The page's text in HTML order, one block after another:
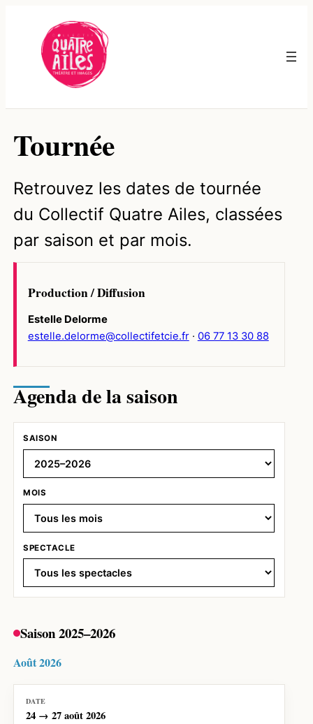
contenu
Tournée
Retrouvez les dates de tournée
du Collectif Quatre Ailes, classées
par saison et par mois.
Production / Diffusion
Estelle Delorme
estelle.delorme@collectifetcie.fr· 06 77 13 30 88
Agenda de la saison
SAISON
MOIS
SPECTACLE
Saison 2025–2026
Août 2026
24 → 27 août 2026